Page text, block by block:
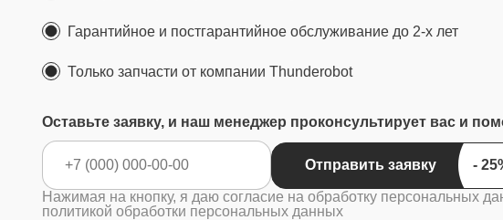
Гарантийное и постгарантийное обслуживание до 2-х лет
Только запчасти от компании Thunderobot
Оставьте заявку, и наш менеджер проконсультирует вас и
Отправить заявку
Нажимая на кнопку, я даю согласие на обработку персональных
политикой обработки персональных данных